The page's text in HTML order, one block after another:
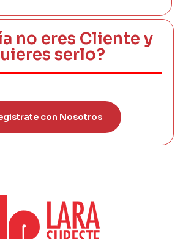
no eres Cliente y
serlo?
con Nosotros